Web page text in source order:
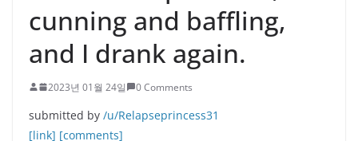
cunning and baffling,
and I drank again.
2023년 01월 24일 0 Comments
submitted by /u/Relapseprincess31
[link] [comments]